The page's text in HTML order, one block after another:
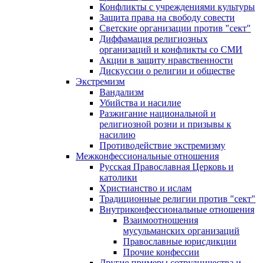
Конфликты с учреждениями культуры
Защита права на свободу совести
Светские организации против "сект"
Диффамация религиозных
организаций и конфликты со СМИ
Акции в защиту нравственности
Дискуссии о религии и обществе
Экстремизм
Вандализм
Убийства и насилие
Разжигание национальной и
религиозной розни и призывы к
насилию
Противодействие экстремизму
Межконфессиональные отношения
Русская Православная Церковь и
католики
Христианство и ислам
Традиционные религии против "сект"
Внутриконфессиональные отношения
Взаимоотношения
мусульманских организаций
Православные юрисдикции
Прочие конфессии